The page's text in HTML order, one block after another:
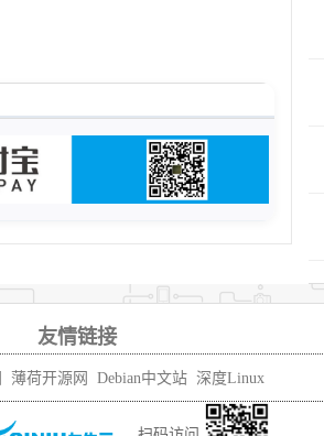
友情链接
薄荷开源网 Debian中文站 深度Linux